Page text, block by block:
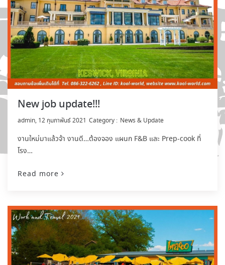
New job update!!!
by
admin 12 กุมภาพันธ์ 2021 News & Update
งานใหม่มาแล้วจ้า งานดี…ต้องจอง แผนก F&B และ Prep-cook ที่
โรง…
Read more